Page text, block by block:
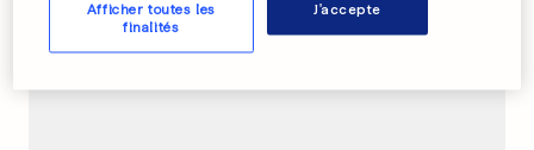
Afficher toutes les
finalités
J'accepte